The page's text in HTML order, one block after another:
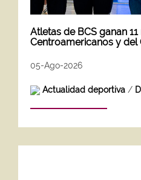
Atletas de BCS ganan
Centroamericanos y del
05-Ago-2026
Actualidad deportiva /